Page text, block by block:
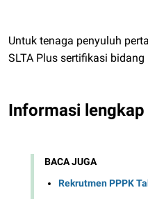
Untuk tenaga penyuluh
SLTA Plus sertifikasi bidang
Informasi lengkap
BACA JUGA
Rekrutmen PPPK